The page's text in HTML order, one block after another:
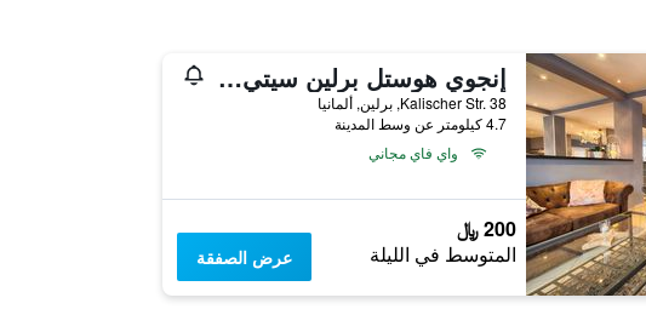
إنجوي هوستل برلين سيتي ويست
Kalischer Str. 38, برلين, ألمانيا
4.7 كيلومتر عن وسط المدينة
واي فاي مجاني
200 ﷼
المتوسط في الليلة عرض الصفقة